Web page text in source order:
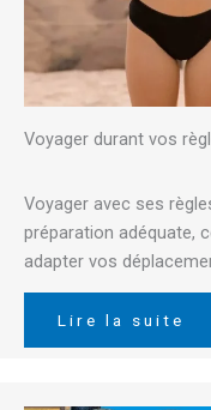
Voyager durant vos
Voyager avec ses
préparation adéquate,
adapter vos
Lire la suite